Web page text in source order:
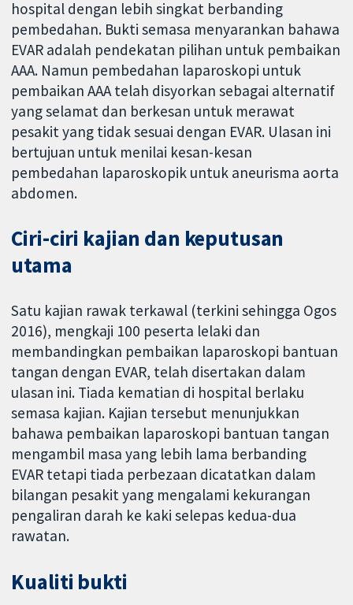
hospital dengan lebih singkat berbanding
pembedahan. Bukti semasa menyarankan bahawa
EVAR adalah pendekatan pilihan untuk pembaikan
AAA. Namun pembedahan laparoskopi untuk
pembaikan AAA telah disyorkan sebagai alternatif
yang selamat dan berkesan untuk merawat
pesakit yang tidak sesuai dengan EVAR. Ulasan ini
bertujuan untuk menilai kesan-kesan
pembedahan laparoskopik untuk aneurisma aorta
abdomen.
Ciri-ciri kajian dan keputusan
utama
Satu kajian rawak terkawal (terkini sehingga Ogos
2016), mengkaji 100 peserta lelaki dan
membandingkan pembaikan laparoskopi bantuan
tangan dengan EVAR, telah disertakan dalam
ulasan ini. Tiada kematian di hospital berlaku
semasa kajian. Kajian tersebut menunjukkan
bahawa pembaikan laparoskopi bantuan tangan
mengambil masa yang lebih lama berbanding
EVAR tetapi tiada perbezaan dicatatkan dalam
bilangan pesakit yang mengalami kekurangan
pengaliran darah ke kaki selepas kedua-dua
rawatan.
Kualiti bukti